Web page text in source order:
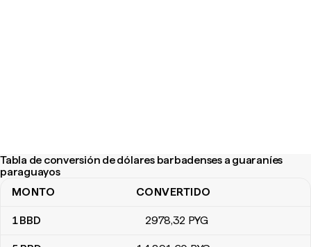
Tabla de conversión de dólares barbadenses a guaraníes
paraguayos
Tabla de conversión de dólares barbadenses a guaraníes
MONTO CONVERTIDO
1BBD 2978,32 PYG